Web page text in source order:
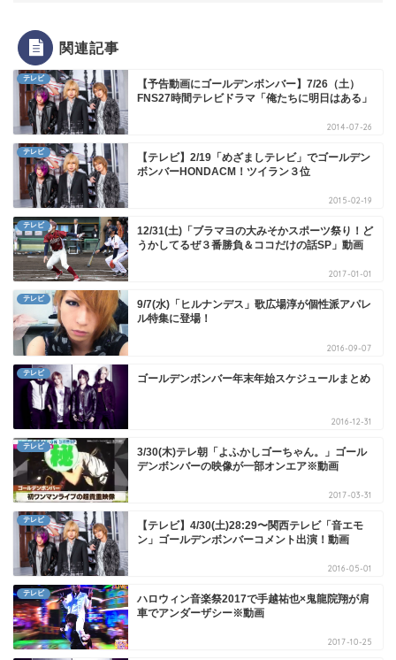
関連記事
テレビ
【予告動画にゴールデンボンバー】7/26（土）
FNS27時間テレビドラマ「俺たちに明日はある」
2014-07-26
テレビ
【テレビ】2/19「めざましテレビ」でゴールデン
ボンバーHONDACM！ツイラン３位
2015-02-19
テレビ
12/31(土)「ブラマヨの大みそかスポーツ祭り！ど
うかしてるぜ３番勝負＆ココだけの話SP」動画
2017-01-01
テレビ
9/7(水)「ヒルナンデス」歌広場淳が個性派アパレ
ル特集に登場！
2016-09-07
テレビ ゴールデンボンバー年末年始スケジュールまとめ
2016-12-31
テレビ
3/30(木)テレ朝「よふかしゴーちゃん。」ゴール
デンボンバーの映像が一部オンエア※動画
2017-03-31
テレビ
【テレビ】4/30(土)28:29〜関西テレビ「音エモ
ン」ゴールデンボンバーコメント出演！動画
2016-05-01
テレビ
ハロウィン音楽祭2017で手越祐也×鬼龍院翔が肩
車でアンダーザシー※動画
2017-10-25